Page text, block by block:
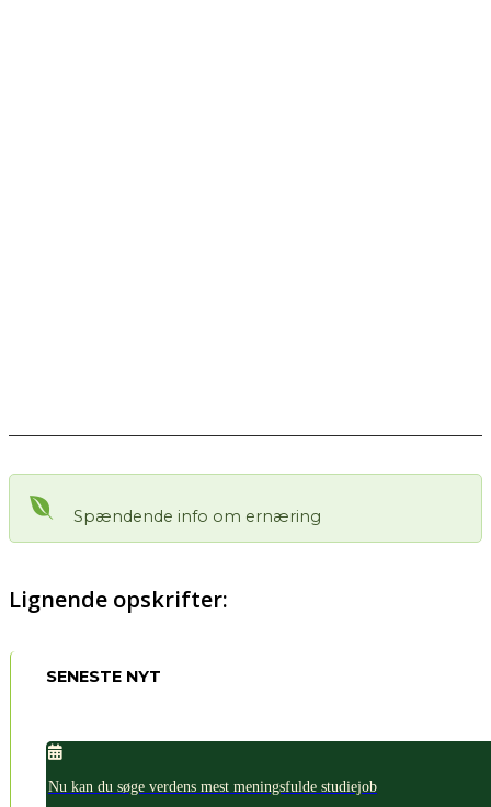
Spændende info om ernæring
Lignende opskrifter:
SENESTE NYT
Nu kan du søge verdens mest meningsfulde studiejob